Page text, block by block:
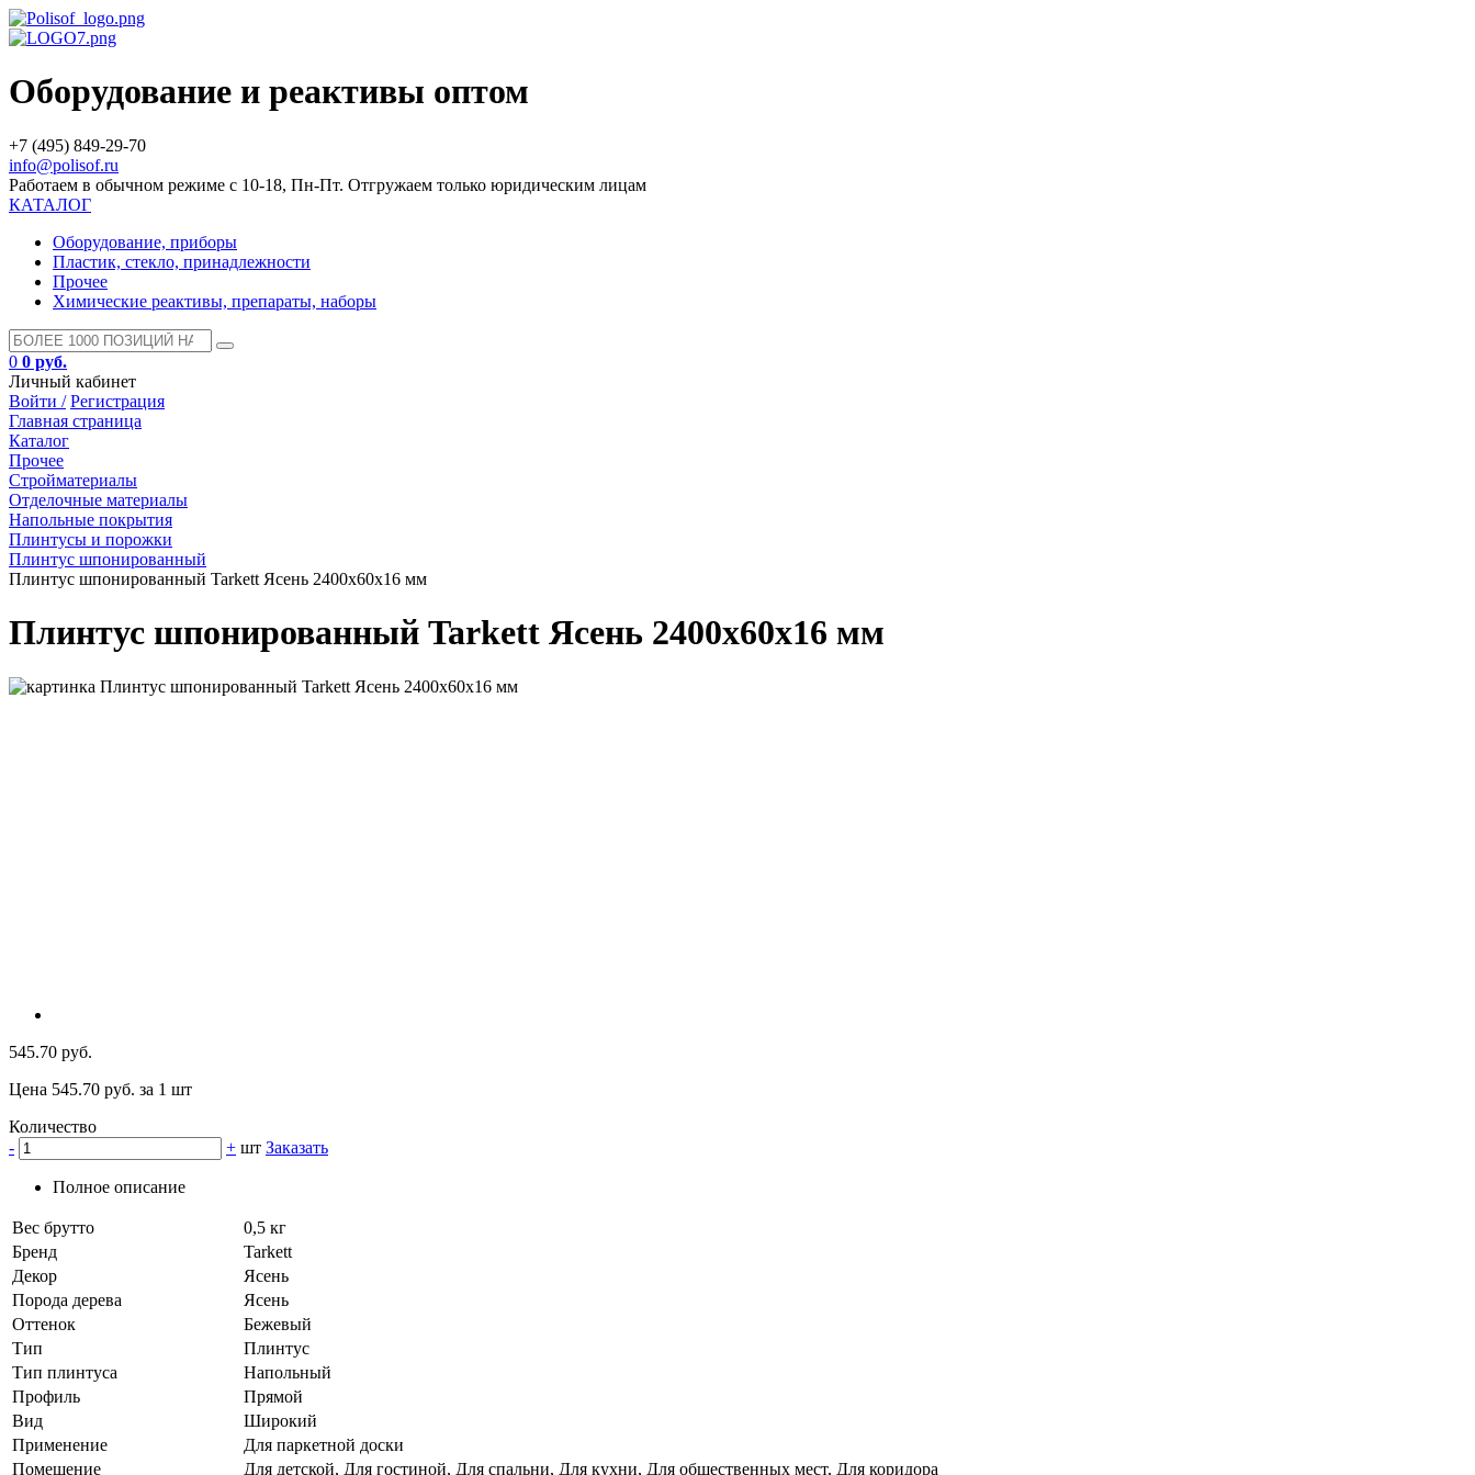
Оборудование и реактивы оптом
+7 (495) 849-29-70
info@polisof.ru
Работаем в обычном режиме с 10-18, Пн-Пт. Отгружаем только юридическим лицам
КАТАЛОГ
Оборудование, приборы
Пластик, стекло, принадлежности
Прочее
Химические реактивы, препараты, наборы
0 0 руб.
Личный кабинет
Войти / Регистрация
Главная страница
Каталог
Прочее
Стройматериалы
Отделочные материалы
Напольные покрытия
Плинтусы и порожки
Плинтус шпонированный
Плинтус шпонированный Tarkett Ясень 2400x60x16 мм
Плинтус шпонированный Tarkett Ясень 2400x60x16 мм
545.70 руб.
Цена 545.70 руб. за 1 шт
Количество
-
+ шт Заказать
Полное описание
Вес брутто
0,5 кг
Бренд
Tarkett
Декор
Ясень
Порода дерева
Ясень
Оттенок
Бежевый
Тип
Плинтус
Тип плинтуса
Напольный
Профиль
Прямой
Вид
Широкий
Применение
Для паркетной доски
Помещение
Для детской, Для гостиной, Для спальни, Для кухни, Для общественных мест, Для коридора